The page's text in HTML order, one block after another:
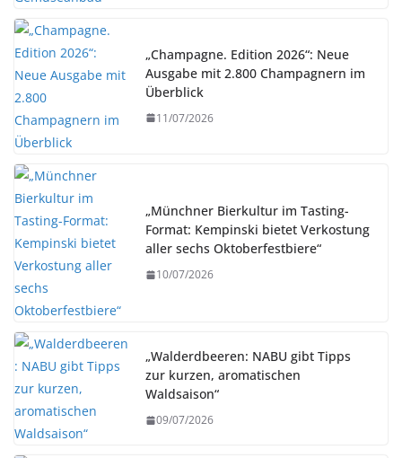
„Champagne. Edition 2026“: Neue
Ausgabe mit 2.800 Champagnern im
Überblick
11/07/2026
„Münchner Bierkultur im Tasting-
Format: Kempinski bietet Verkostung
aller sechs Oktoberfestbiere“
10/07/2026
„Walderdbeeren: NABU gibt Tipps
zur kurzen, aromatischen
Waldsaison“
09/07/2026